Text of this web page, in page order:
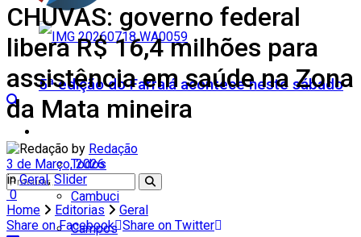
5ª edição do Farraiá acontece neste sábado
Todos
Cambuci
Campos
CHUVAS: governo federal
libera R$ 16,4 milhões para
assistência em saúde na Zona
da Mata mineira
by Redação
3 de Março, 2026
in Geral,Slider
0
Home
Editorias
Geral
Share on Facebook Share on Twitter